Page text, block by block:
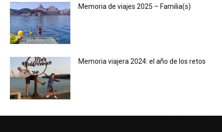
Memoria de viajes 2025 – Familia(s)
Memoria viajera 2024: el año de los retos